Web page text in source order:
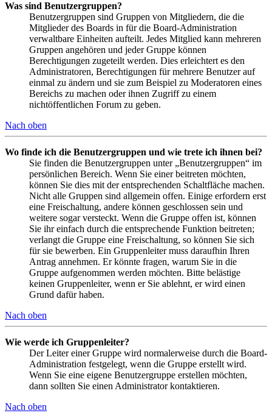
Was sind Benutzergruppen?
Benutzergruppen sind Gruppen von Mitgliedern, die die
Mitglieder des Boards in für die Board-Administration
verwaltbare Einheiten aufteilt. Jedes Mitglied kann mehreren
Gruppen angehören und jeder Gruppe können
Berechtigungen zugeteilt werden. Dies erleichtert es den
Administratoren, Berechtigungen für mehrere Benutzer auf
einmal zu ändern und sie zum Beispiel zu Moderatoren eines
Bereichs zu machen oder ihnen Zugriff zu einem
nichtöffentlichen Forum zu geben.
Nach oben
Wo finde ich die Benutzergruppen und wie trete ich ihnen bei?
Sie finden die Benutzergruppen unter „Benutzergruppen“ im
persönlichen Bereich. Wenn Sie einer beitreten möchten,
können Sie dies mit der entsprechenden Schaltfläche machen.
Nicht alle Gruppen sind allgemein offen. Einige erfordern erst
eine Freischaltung, andere können geschlossen sein und
weitere sogar versteckt. Wenn die Gruppe offen ist, können
Sie ihr einfach durch die entsprechende Funktion beitreten;
verlangt die Gruppe eine Freischaltung, so können Sie sich
für sie bewerben. Ein Gruppenleiter muss daraufhin Ihren
Antrag annehmen. Er könnte fragen, warum Sie in die
Gruppe aufgenommen werden möchten. Bitte belästige
keinen Gruppenleiter, wenn er Sie ablehnt, er wird einen
Grund dafür haben.
Nach oben
Wie werde ich Gruppenleiter?
Der Leiter einer Gruppe wird normalerweise durch die Board-
Administration festgelegt, wenn die Gruppe erstellt wird.
Wenn Sie eine eigene Benutzergruppe erstellen möchten,
dann sollten Sie einen Administrator kontaktieren.
Nach oben